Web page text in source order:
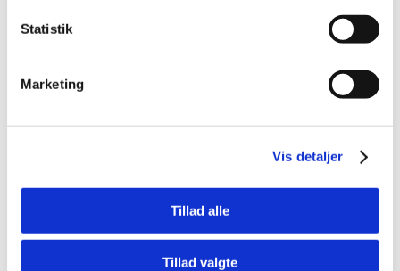
Statistik
Marketing
Vis detaljer
Tillad alle
Tillad valgte
Køb nu